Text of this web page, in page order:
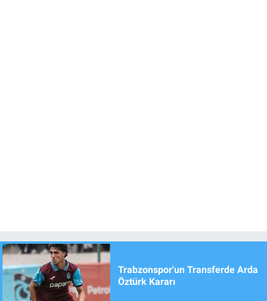
Trabzonspor'un Transferde Arda
Öztürk Kararı